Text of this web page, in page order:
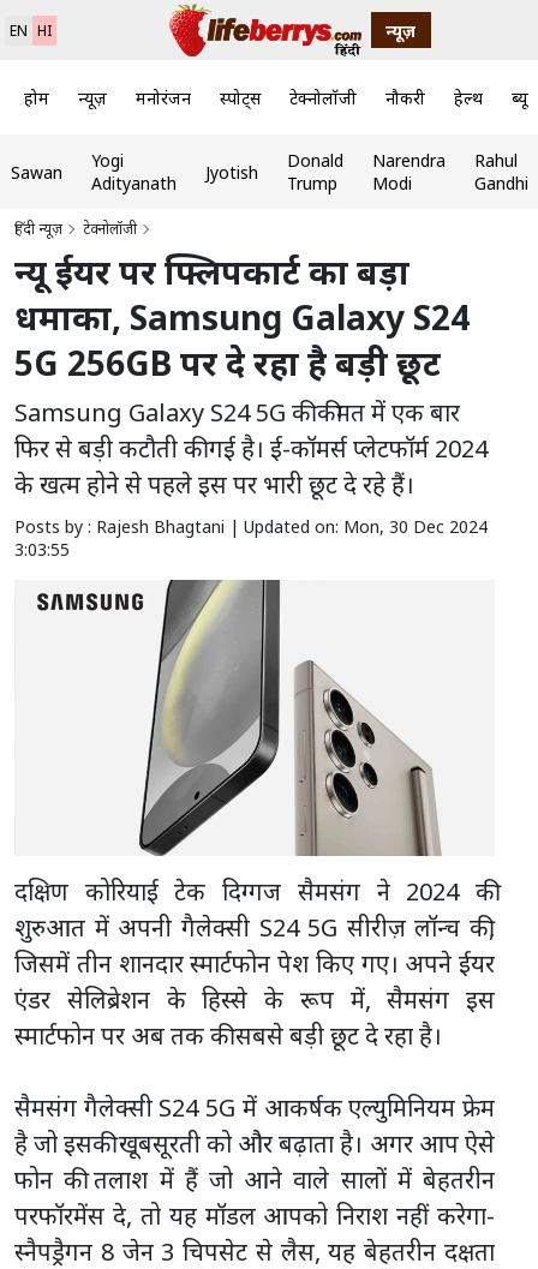
EN HI न्यूज़
होम न्यूज़ मनोरंजन स्पोर्ट्स टेक्नोलॉजी नौकरी हेल्थ
Sawan
Yogi
Adityanath
Jyotish
Donald
Trump
Narendra
Modi
Rahul
Gandhi
हिंदी न्यूज़ टेक्नोलॉजी
न्यू ईयर पर फ्लिपकार्ट का बड़ा
धमाका, Samsung Galaxy S24
5G 256GB पर दे रहा है बड़ी छूट
Samsung Galaxy S24 5G की कीमत में एक बार
फिर से बड़ी कटौती की गई है। ई-कॉमर्स प्लेटफॉर्म 2024
के खत्म होने से पहले इस पर भारी छूट दे रहे हैं।
Posts by : Rajesh Bhagtani | Updated on: Mon, 30 Dec 2024
3:03:55
दक्षिण कोरियाई टेक दिग्गज सैमसंग ने 2024 की
शुरुआत में अपनी गैलेक्सी S24 5G सीरीज़ लॉन्च की,
जिसमें तीन शानदार स्मार्टफोन पेश किए गए। अपने ईयर
एंडर सेलिब्रेशन के हिस्से के रूप में, सैमसंग इस
स्मार्टफोन पर अब तक की सबसे बड़ी छूट दे रहा है।
सैमसंग गैलेक्सी S24 5G में आकर्षक एल्युमिनियम फ्रेम
है जो इसकी खूबसूरती को और बढ़ाता है। अगर आप ऐसे
फोन की तलाश में हैं जो आने वाले सालों में बेहतरीन
परफॉरमेंस दे, तो यह मॉडल आपको निराश नहीं करेगा-
स्नैपड्रैगन 8 जेन 3 चिपसेट से लैस, यह बेहतरीन दक्षता